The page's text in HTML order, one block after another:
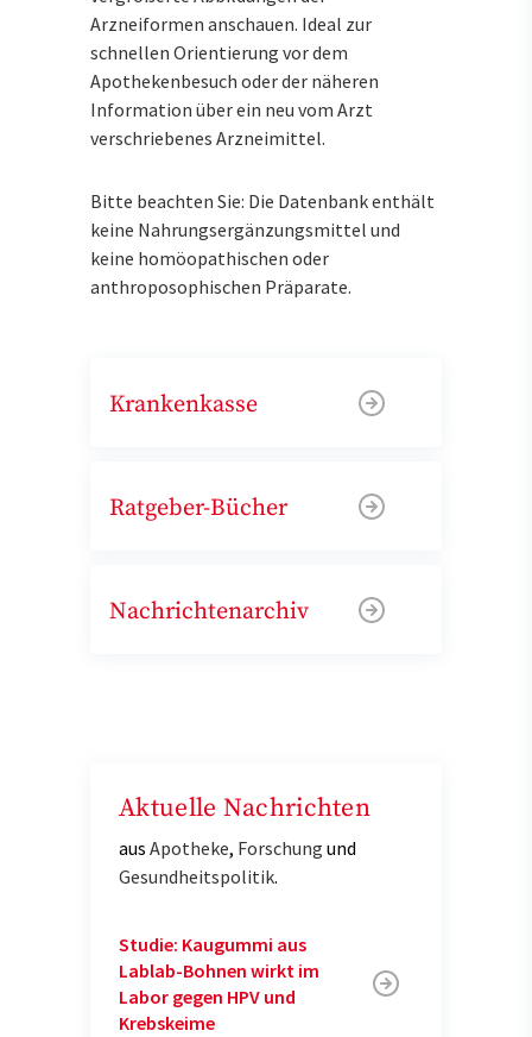
Arzneiformen anschauen. Ideal zur
schnellen Orientierung vor dem
Apothekenbesuch oder der näheren
Information über ein neu vom Arzt
verschriebenes Arzneimittel.
Bitte beachten Sie: Die Datenbank enthält
keine Nahrungsergänzungsmittel und
keine homöopathischen oder
anthroposophischen Präparate.
Krankenkasse
Ratgeber-Bücher
Nachrichtenarchiv
Aktuelle Nachrichten
aus Apotheke, Forschung und
Gesundheitspolitik.
Studie: Kaugummi aus
Lablab-Bohnen wirkt im
Labor gegen HPV und
Krebskeime